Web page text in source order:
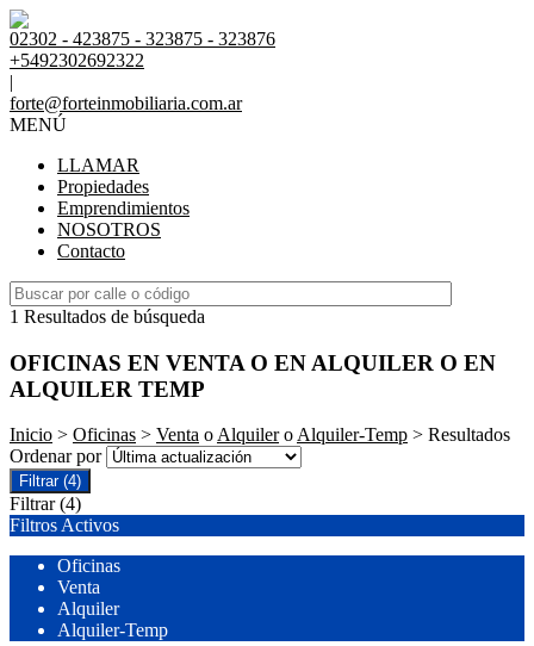
02302 - 423875 - 323875 - 323876
+5492302692322
|
forte@forteinmobiliaria.com.ar
MENÚ
LLAMAR
Propiedades
Emprendimientos
NOSOTROS
Contacto
1 Resultados de búsqueda
OFICINAS EN VENTA O EN ALQUILER O EN
ALQUILER TEMP
Inicio > Oficinas > Venta oAlquileroAlquiler-Temp > Resultados
Ordenar por
Filtrar (4)
Filtrar (4)
Filtros Activos
Oficinas
Venta
Alquiler
Alquiler-Temp